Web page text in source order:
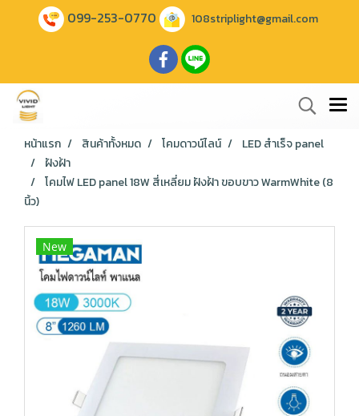
099-253-0770 108striplight@gmail.com
หน้าแรก สินค้าทั้งหมด โคมดาวน์ไลน์
LED สำเร็จ panel
ฝังฝ้า
โคมไฟ LED panel 18W สี่เหลี่ยม ฝังฝ้า ขอบขาว WarmWhite (8
นิ้ว)
New